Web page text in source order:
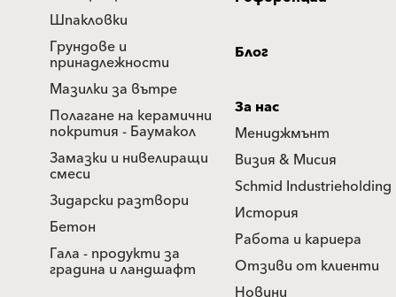
Шпакловки
Грундове и
принадлежности
Мазилки за вътре
Полагане на керамични
покрития - Баумакол
Замазки и нивелиращи
смеси
Зидарски разтвори
Бетон
Гала - продукти за
градина и ландшафт
Блог
За нас
Мениджмънт
Визия & Мисия
Schmid Industrieholding
История
Работа и кариера
Отзиви от клиенти